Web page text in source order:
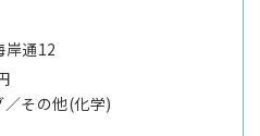
岸通12
／その他(化学)